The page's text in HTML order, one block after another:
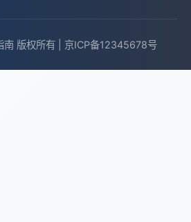
版权所有 | 京ICP备12345678号